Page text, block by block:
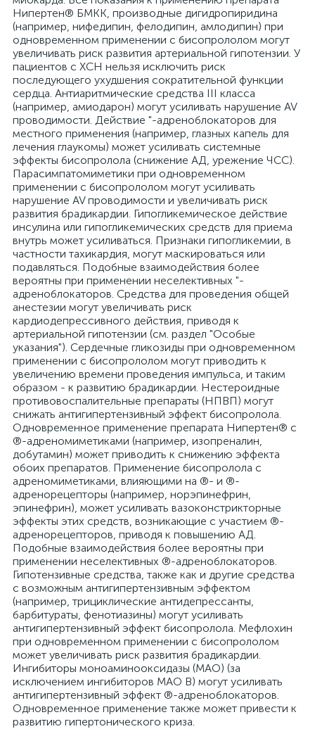
Нипертен® БМКК, производные дигидропиридина
(например, нифедипин, фелодипин, амлодипин) при
одновременном применении с бисопрололом могут
увеличивать риск развития артериальной гипотензии. У
пациентов с ХСН нельзя исключить риск
последующего ухудшения сократительной функции
сердца. Антиаритмические средства III класса
(например, амиодарон) могут усиливать нарушение AV
проводимости. Действие "-адреноблокаторов для
местного применения (например, глазных капель для
лечения глаукомы) может усиливать системные
эффекты бисопролола (снижение АД, урежение ЧСС).
Парасимпатомиметики при одновременном
применении с бисопрололом могут усиливать
нарушение AV проводимости и увеличивать риск
развития брадикардии. Гипогликемическое действие
инсулина или гипогликемических средств для приема
внутрь может усиливаться. Признаки гипогликемии, в
частности тахикардия, могут маскироваться или
подавляться. Подобные взаимодействия более
вероятны при применении неселективных "-
адреноблокаторов. Средства для проведения общей
анестезии могут увеличивать риск
кардиодепрессивного действия, приводя к
артериальной гипотензии (см. раздел "Особые
указания"). Сердечные гликозиды при одновременном
применении с бисопрололом могут приводить к
увеличению времени проведения импульса, и таким
образом - к развитию брадикардии. Нестероидные
противовоспалительные препараты (НПВП) могут
снижать антигипертензивный эффект бисопролола.
Одновременное применение препарата Нипертен® с
®-адреномиметиками (например, изопреналин,
добутамин) может приводить к снижению эффекта
обоих препаратов. Применение бисопролола с
адреномиметиками, влияющими на ®- и ®-
адренорецепторы (например, норэпинефрин,
эпинефрин), может усиливать вазоконстрикторные
эффекты этих средств, возникающие с участием ®-
адренорецепторов, приводя к повышению АД.
Подобные взаимодействия более вероятны при
применении неселективных ®-адреноблокаторов.
Гипотензивные средства, также как и другие средства
с возможным антигипертензивным эффектом
(например, трициклические антидепрессанты,
барбитураты, фенотиазины) могут усиливать
антигипертензивный эффект бисопролола. Мефлохин
при одновременном применении с бисопрололом
может увеличивать риск развития брадикардии.
Ингибиторы моноаминооксидазы (МАО) (за
исключением ингибиторов МАО В) могут усиливать
антигипертензивный эффект ®-адреноблокаторов.
Одновременное применение также может привести к
развитию гипертонического криза.